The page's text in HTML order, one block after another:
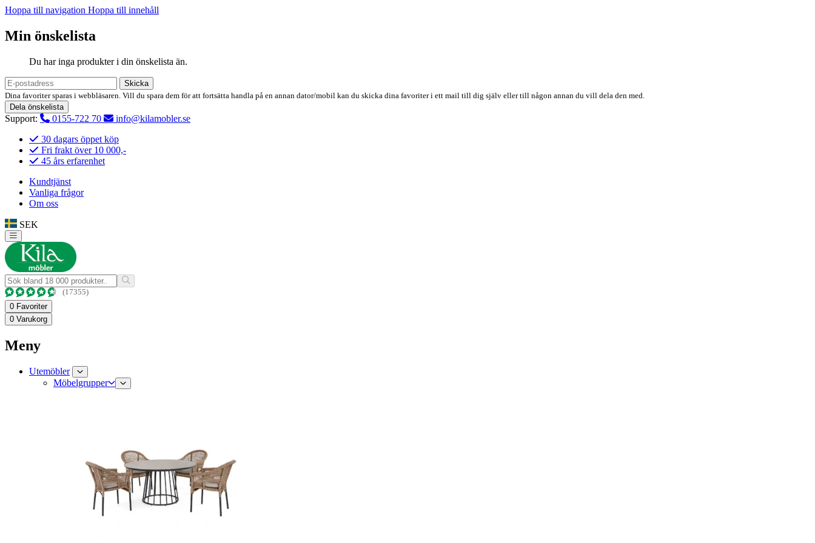
Hoppa till navigation Hoppa till innehåll
Min önskelista
Du har inga produkter i din önskelista än.
Skicka
Dina favoriter sparas i webbläsaren. Vill du spara dem för att fortsätta handla på en annan dator/mobil kan du skicka dina favoriter i ett mail till dig själv eller till någon annan du vill dela den med.
Dela önskelista
Support: 0155-722 70
info@kilamobler.se
30 dagars öppet köp
Fri frakt över 10 000,-
45 års erfarenhet
Kundtjänst
Vanliga frågor
Om oss
SEK
(17355)
0 Favoriter
0 Varukorg
Meny
Utemöbler
Möbelgrupper